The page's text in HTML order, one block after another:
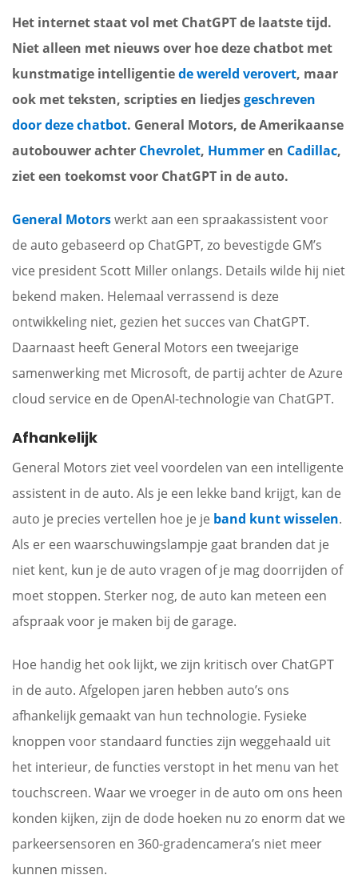
Het internet staat vol met ChatGPT de laatste tijd.
Niet alleen met nieuws over hoe deze chatbot met
kunstmatige intelligentiede wereld verovert, maar
ook met teksten, scripties en liedjesgeschreven
door deze chatbot. General Motors, de Amerikaanse
autobouwer achter Chevrolet, Hummeren Cadillac,
ziet een toekomst voor ChatGPT in de auto.
General Motorswerkt aan een spraakassistent voor
de auto gebaseerd op ChatGPT, zo bevestigde GM’s
vice president Scott Miller onlangs. Details wilde hij niet
bekend maken. Helemaal verrassend is deze
ontwikkeling niet, gezien het succes van ChatGPT.
Daarnaast heeft General Motors een tweejarige
samenwerking met Microsoft, de partij achter de Azure
cloud service en de OpenAI-technologie van ChatGPT.
Afhankelijk
General Motors ziet veel voordelen van een intelligente
assistent in de auto. Als je een lekke band krijgt, kan de
auto je precies vertellen hoe je je band kunt wisselen.
Als er een waarschuwingslampje gaat branden dat je
niet kent, kun je de auto vragen of je mag doorrijden of
moet stoppen. Sterker nog, de auto kan meteen een
afspraak voor je maken bij de garage.
Hoe handig het ook lijkt, we zijn kritisch over ChatGPT
in de auto. Afgelopen jaren hebben auto’s ons
afhankelijk gemaakt van hun technologie. Fysieke
knoppen voor standaard functies zijn weggehaald uit
het interieur, de functies verstopt in het menu van het
touchscreen. Waar we vroeger in de auto om ons heen
konden kijken, zijn de dode hoeken nu zo enorm dat we
parkeersensoren en 360-gradencamera’s niet meer
kunnen missen.